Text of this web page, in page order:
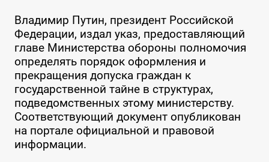
Владимир Путин, президент Российской
Федерации, издал указ, предоставляющий
главе Министерства обороны полномочия
определять порядок оформления и
прекращения допуска граждан к
государственной тайне в структурах,
подведомственных этому министерству.
Соответствующий документ опубликован
на портале официальной и правовой
информации.